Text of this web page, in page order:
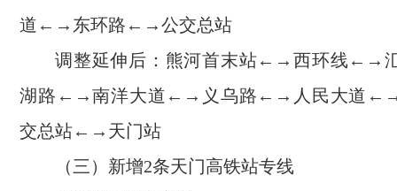
道←→东环路←→公交总站
调整延伸后：熊河首末站←→西环线←→
湖路←→南洋大道←→义乌路←→人民大道
交总站←→天门站
（三）新增2条天门高铁站专线